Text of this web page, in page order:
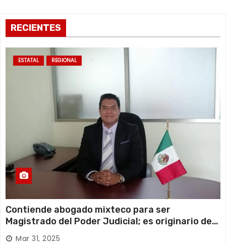
RECIENTES
ESTATAL REGIONAL
Contiende abogado mixteco para ser
Magistrado del Poder Judicial; es originario de
Huajuapan de León
Mar 31, 2025